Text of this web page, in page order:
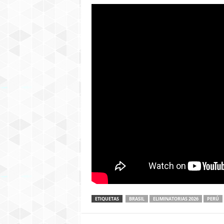
ETIQUETAS BRASIL ELIMINATORIAS 2026 PERÚ